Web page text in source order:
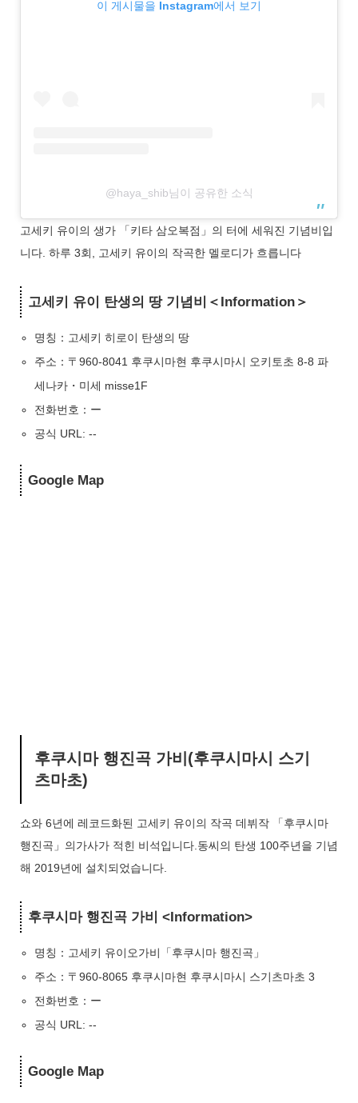
이 게시물을 Instagram에서 보기
@haya_shib님이 공유한 소식
고세키 유이의 생가 「키타 삼오복점」의 터에 세워진 기념비입
니다. 하루 3회, 고세키 유이의 작곡한 멜로디가 흐릅니다
고세키 유이 탄생의 땅 기념비＜Information＞
명칭：고세키 히로이 탄생의 땅
주소：〒960-8041 후쿠시마현 후쿠시마시 오키토초 8-8 파
세나카・미세 misse1F
전화번호：ー
공식 URL: --
Google Map
후쿠시마 행진곡 가비(후쿠시마시 스기
츠마초)
쇼와 6년에 레코드화된 고세키 유이의 작곡 데뷔작 「후쿠시마
행진곡」의가사가 적힌 비석입니다. 동씨의 탄생 100주년을 기념
해 2019년에 설치되었습니다.
후쿠시마 행진곡 가비 <Information>
명칭：고세키 유이오가비「후쿠시마 행진곡」
주소：〒960-8065 후쿠시마현 후쿠시마시 스기츠마초 3
전화번호：ー
공식 URL: --
Google Map